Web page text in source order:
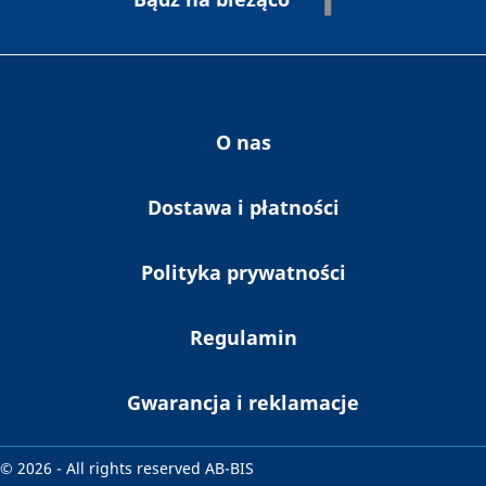
publikacji i informaji zawierających reklamy
r. i ustawy z dnia 10 maja 2018 r. o ochronie
O nas
Dostawa i płatności
Polityka prywatności
Regulamin
Gwarancja i reklamacje
© 2026 - All rights reserved AB-BIS